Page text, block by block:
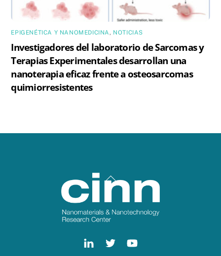
EPIGENÉTICA Y NANOMEDICINA, NOTICIAS
Investigadores del laboratorio de Sarcomas y
Terapias Experimentales desarrollan una
nanoterapia eficaz frente a osteosarcomas
quimiorresistentes
Back
To
Top